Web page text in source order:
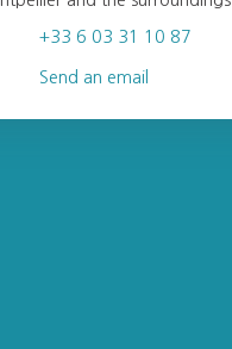
+33 6 03 31 10 87
Send an email